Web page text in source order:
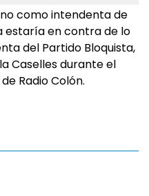
como intendenta de
estaría en contra de lo
del Partido Bloquista,
Caselles durante el
Radio Colón.